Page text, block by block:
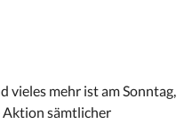
vieles mehr ist am Sonntag,
Aktion sämtlicher